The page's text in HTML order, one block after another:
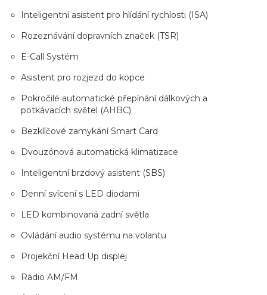
Inteligentní asistent pro hlídání rychlosti (ISA)
Rozeznávání dopravních značek (TSR)
E-Call Systém
Asistent pro rozjezd do kopce
Pokročilé automatické přepínání dálkových a
potkávacích světel (AHBC)
Bezklíčové zamykání Smart Card
Dvouzónová automatická klimatizace
Inteligentní brzdový asistent (SBS)
Denní svícení s LED diodami
LED kombinovaná zadní světla
Ovládání audio systému na volantu
Projekční Head Up displej
Rádio AM/FM